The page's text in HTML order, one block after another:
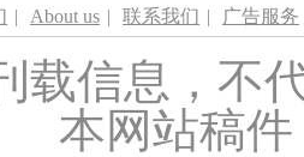
| About us | 联系我们 | 广告服务
载信息，不
本网站稿